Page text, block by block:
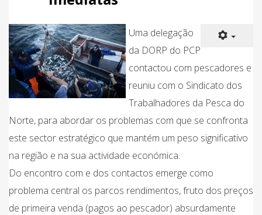
Uma delegação
da DORP do PCP
contactou com pescadores e
reuniu com o Sindicato dos
Trabalhadores da Pesca do
Norte, para abordar os problemas com que se confronta
este sector estratégico que mantém um peso significativo
na região e na sua actividade económica.
Do encontro com e dos contactos emerge como
problema central os parcos rendimentos, fruto dos preços
de primeira venda (pagos ao pescador) absurdamente